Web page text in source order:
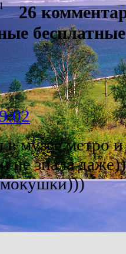
26
в музее метро
не знала